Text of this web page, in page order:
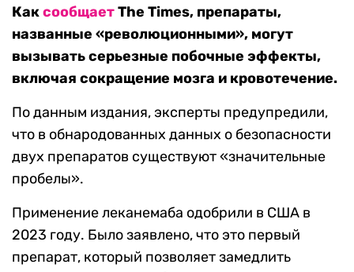
КаксообщаетThe Times, препараты,
названные «революционными», могут
вызывать серьезные побочные эффекты,
включая сокращение мозга и кровотечение.
По данным издания, эксперты предупредили,
что в обнародованных данных о безопасности
двух препаратов существуют «значительные
пробелы».
Применение леканемаба одобрили в США в
2023 году. Было заявлено, что это первый
препарат, который позволяет замедлить